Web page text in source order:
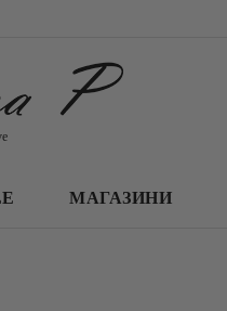
МАГАЗИНИ